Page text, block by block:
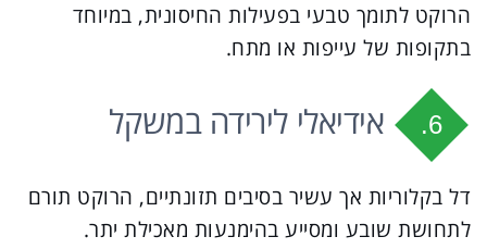
הרוקט לתומך טבעי בפעילות החיסונית, במיוחד
בתקופות של עייפות או מתח.
6. אידיאלי לירידה במשקל
דל בקלוריות אך עשיר בסיבים תזונתיים, הרוקט תורם
לתחושת שובע ומסייע בהימנעות מאכילת יתר.